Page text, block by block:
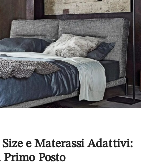
e Materassi Adattivi:
Posto